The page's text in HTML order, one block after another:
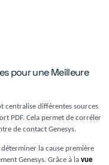
pour une Meilleure
centralise différentes sources
PDF. Cela permet de corréler
de contact Genesys.
la cause première
Genesys. Grâce à la vue